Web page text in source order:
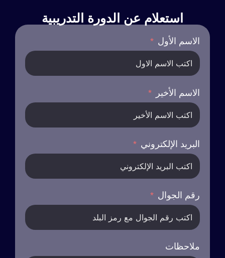
استعلام عن الدورة التدريبية
الاسم الأول
الاسم الأخير
البريد الإلكتروني
رقم الجوال
ملاحظات